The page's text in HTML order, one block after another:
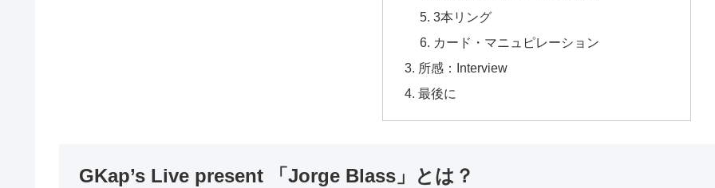
3本リング
カード・マニュピレーション
所感：Interview
最後に
GKap’s Live present 「Jorge Blass」とは？